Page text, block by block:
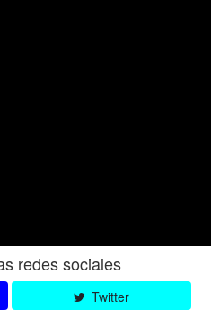
redes sociales
Twitter